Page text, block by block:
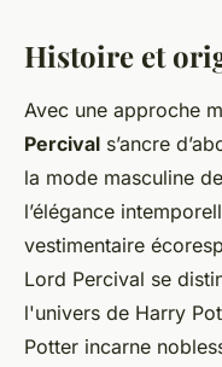
Histoire et
Avec une approche
Percival s’ancre
la mode masculine
l’élégance
vestimentaire
Lord Percival se
l'univers de Harry
Potter incarne